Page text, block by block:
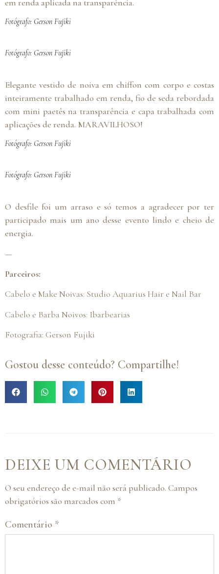
em renda aplicada na transparência.
Fotógrafo: Gerson Fujiki
Fotógrafo: Gerson Fujiki
Elegante vestido de noiva em chiffon com corpo e costas
inteiramente trabalhado em renda, fio de seda rebordada
com mini paetês na transparência e capa trabalhada com
aplicações de renda. MARAVILHOSO!
Fotógrafo: Gerson Fujiki
Fotógrafo: Gerson Fujiki
O desfile foi um arraso e só temos a agradecer por ter
participado mais um ano desse evento lindo e cheio de
energia.
—
Parceiros:
Cabelo e Make Noivas: Studio Aquarius Hair e Nail Bar
Cabelo e Barba Noivos: Ibarbearias
Fotografia: Gerson Fujiki
Gostou desse conteúdo? Compartilhe!
DEIXE UM COMENTÁRIO
O seu endereço de e-mail não será publicado. Campos
obrigatórios são marcados com *
Comentário *